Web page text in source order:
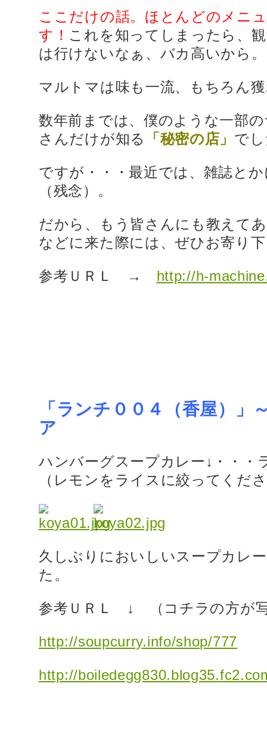
ここだけの話。ほとんどのメニ
す！ これを知ってしまったら、
は行けないなぁ、バカ高いから。
マルトマは味も一流、もちろん
数年前までは、僕のような一部
さんだけが知る
「秘密の店」 で
ですが・・・最近では、雑誌と
（残念）。
だから、もう皆さんにも教えて
などに来た際には、ぜひお寄り
参考ＵＲＬ → http://h-
「ランチ００４（香屋）」
ア
ハンバーグスープカレー↓・・・
（レモンをライスに絞ってくだ
久しぶりにおいしいスープカレ
た。
参考ＵＲＬ ↓ （コチラの方が
http://soupcurry.info/shop/777
http://